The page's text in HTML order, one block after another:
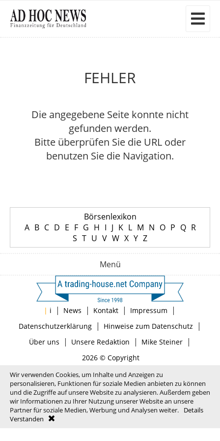
FEHLER
Die angegebene Seite konnte nicht
gefunden werden.
Bitte überprüfen Sie die URL oder
benutzen Sie die Navigation.
Börsenlexikon
A B C D E F G H I J K L M N O P Q R
S T U V W X Y Z
Menü
| i | News | Kontakt | Impressum |
Datenschutzerklärung| Hinweise zum Datenschutz |
Über uns | Unsere Redaktion | Mike Steiner|
2026 © Copyright
Wir verwenden Cookies, um Inhalte und Anzeigen zu
personalisieren, Funktionen für soziale Medien anbieten zu können
und die Zugriffe auf unsere Website zu analysieren. Außerdem geben
wir Informationen zu Ihrer Nutzung unserer Website an unsere
Partner für soziale Medien, Werbung und Analysen weiter.
Details
Verstanden